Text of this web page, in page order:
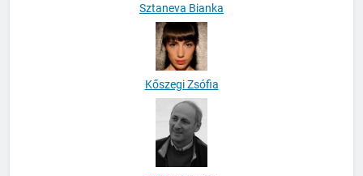
Kőszegi Zsófia
Tábori György